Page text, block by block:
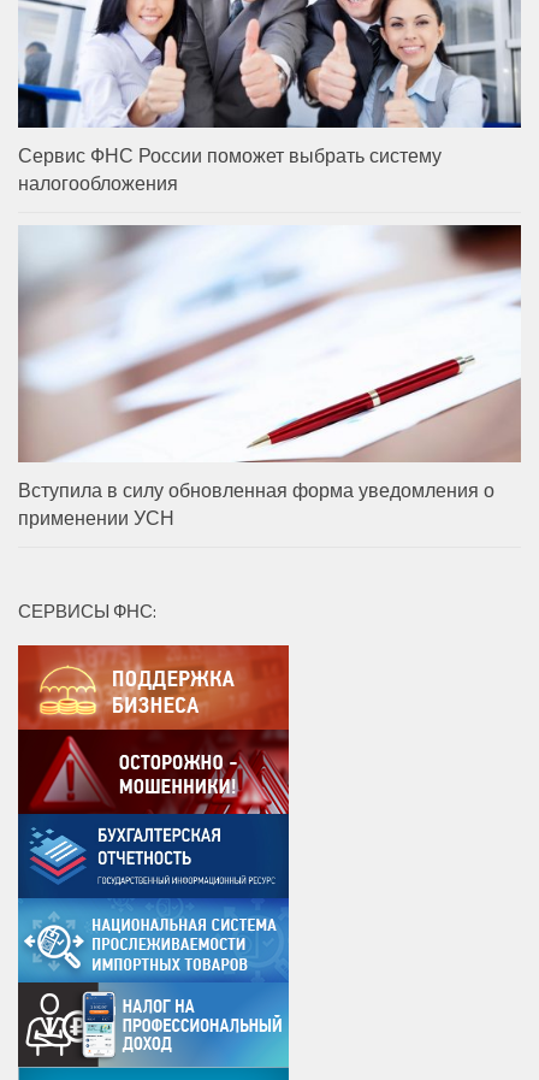
Сервис ФНС России поможет выбрать систему
налогообложения
Вступила в силу обновленная форма уведомления о
применении УСН
СЕРВИСЫ ФНС: